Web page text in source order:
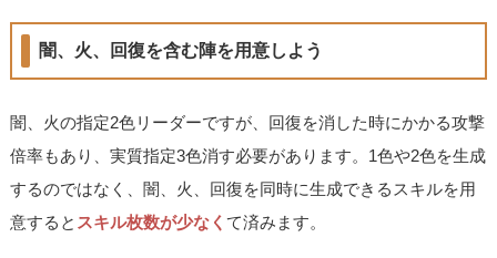
闇、火、回復を含む陣を用意しよう
闇、火の指定2色リーダーですが、回復を消した時にかかる攻撃
倍率もあり、実質指定3色消す必要があります。1色や2色を生成
するのではなく、闇、火、回復を同時に生成できるスキルを用
意すると スキル枚数が少なくて済みます。